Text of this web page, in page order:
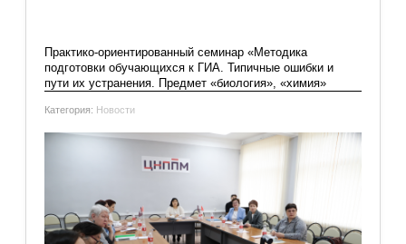
С 14 по 19 апреля 2025 г. состоялся межрегиональный
семинар «Преподавание родных языков и трансляция
национальных культур в современном образовательном
Практико-ориентированный семинар «Методика
подготовки обучающихся к ГИА. Типичные ошибки и
пути их устранения. Предмет «биология», «химия»
Категория: Новости